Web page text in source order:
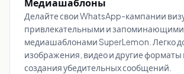
Медиашаблоны
Делайте свои WhatsApp-кампании
привлекательными и
медиашаблонами SuperLemon. Легко
изображения, видео и другие форматы
создания убедительных сообщений.